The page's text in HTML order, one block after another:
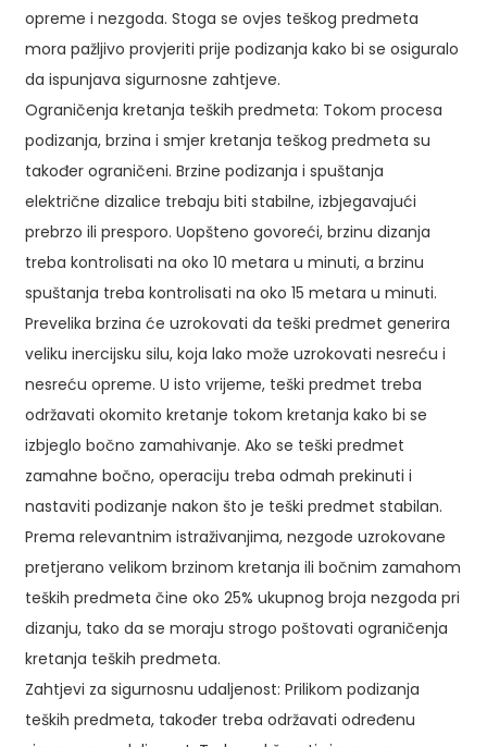
opreme i nezgoda. Stoga se ovjes teškog predmeta
mora pažljivo provjeriti prije podizanja kako bi se osiguralo
da ispunjava sigurnosne zahtjeve.
Ograničenja kretanja teških predmeta: Tokom procesa
podizanja, brzina i smjer kretanja teškog predmeta su
također ograničeni. Brzine podizanja i spuštanja
električne dizalice trebaju biti stabilne, izbjegavajući
prebrzo ili presporo. Uopšteno govoreći, brzinu dizanja
treba kontrolisati na oko 10 metara u minuti, a brzinu
spuštanja treba kontrolisati na oko 15 metara u minuti.
Prevelika brzina će uzrokovati da teški predmet generira
veliku inercijsku silu, koja lako može uzrokovati nesreću i
nesreću opreme. U isto vrijeme, teški predmet treba
održavati okomito kretanje tokom kretanja kako bi se
izbjeglo bočno zamahivanje. Ako se teški predmet
zamahne bočno, operaciju treba odmah prekinuti i
nastaviti podizanje nakon što je teški predmet stabilan.
Prema relevantnim istraživanjima, nezgode uzrokovane
pretjerano velikom brzinom kretanja ili bočnim zamahom
teških predmeta čine oko 25% ukupnog broja nezgoda pri
dizanju, tako da se moraju strogo poštovati ograničenja
kretanja teških predmeta.
Zahtjevi za sigurnosnu udaljenost: Prilikom podizanja
teških predmeta, također treba održavati određenu